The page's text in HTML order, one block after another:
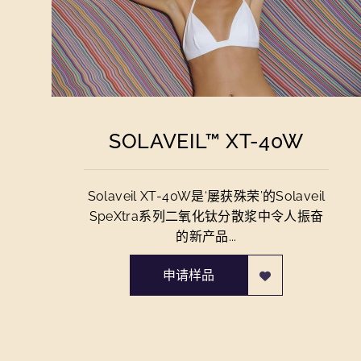
SOLAVEIL™ XT-40W
Solaveil XT-40W是‘屡获殊荣’的Solaveil
SpeXtra系列二氧化钛分散浆中令人振奋
的新产品...
申请样品